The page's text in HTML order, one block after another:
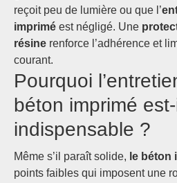
reçoit peu de lumière ou que l’
imprimé est négligé. Une
résine renforce l’adhérence et
courant.
Pourquoi
béton imprimé
indispensable ?
Même s’il paraît solide, le béton
points faibles qui imposent une